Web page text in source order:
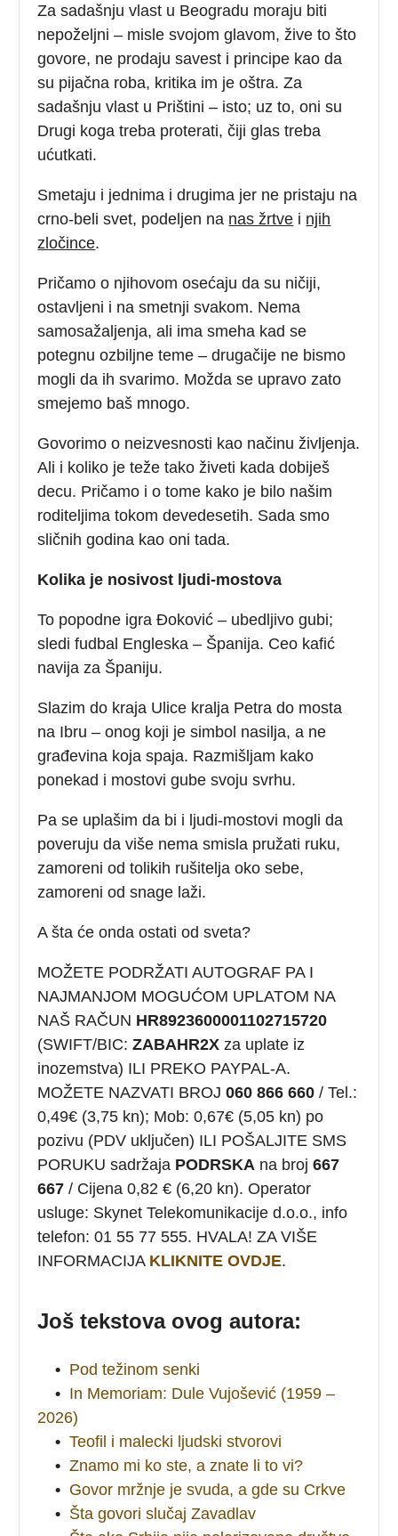
Za sadašnju vlast u Beogradu moraju biti
nepoželjni – misle svojom glavom, žive to što
govore, ne prodaju savest i principe kao da
su pijačna roba, kritika im je oštra. Za
sadašnju vlast u Prištini – isto; uz to, oni su
Drugi koga treba proterati, čiji glas treba
ućutkati.
Smetaju i jednima i drugima jer ne pristaju na
crno-beli svet, podeljen na nas žrtve i njih
zločince.
Pričamo o njihovom osećaju da su ničiji,
ostavljeni i na smetnji svakom. Nema
samosažaljenja, ali ima smeha kad se
potegnu ozbiljne teme – drugačije ne bismo
mogli da ih svarimo. Možda se upravo zato
smejemo baš mnogo.
Govorimo o neizvesnosti kao načinu življenja.
Ali i koliko je teže tako živeti kada dobiješ
decu. Pričamo i o tome kako je bilo našim
roditeljima tokom devedesetih. Sada smo
sličnih godina kao oni tada.
Kolika je nosivost ljudi-mostova
To popodne igra Đoković – ubedljivo gubi;
sledi fudbal Engleska – Španija. Ceo kafić
navija za Španiju.
Slazim do kraja Ulice kralja Petra do mosta
na Ibru – onog koji je simbol nasilja, a ne
građevina koja spaja. Razmišljam kako
ponekad i mostovi gube svoju svrhu.
Pa se uplašim da bi i ljudi-mostovi mogli da
poveruju da više nema smisla pružati ruku,
zamoreni od tolikih rušitelja oko sebe,
zamoreni od snage laži.
A šta će onda ostati od sveta?
MOŽETE PODRŽATI AUTOGRAF PA I
NAJMANJOM MOGUĆOM UPLATOM NA
NAŠ RAČUN HR8923600001102715720
(SWIFT/BIC: ZABAHR2X za uplate iz
inozemstva) ILI PREKO PAYPAL-A.
MOŽETE NAZVATI BROJ060 866 660 / Tel.:
0,49€ (3,75 kn); Mob: 0,67€ (5,05 kn) po
pozivu (PDV uključen) ILI POŠALJITE SMS
PORUKU sadržaja PODRSKA na broj667
667 / Cijena 0,82 € (6,20 kn). Operator
usluge: Skynet Telekomunikacije d.o.o., info
telefon: 01 55 77 555. HVALA! ZA VIŠE
INFORMACIJA KLIKNITE OVDJE.
Još tekstova ovog autora:
• Pod težinom senki
• In Memoriam: Dule Vujošević (1959 –
2026)
• Teofil i malecki ljudski stvorovi
• Znamo mi ko ste, a znate li to vi?
• Govor mržnje je svuda, a gde su Crkve
• Šta govori slučaj Zavadlav